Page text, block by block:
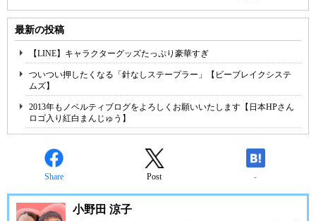
最新の投稿
【LINE】キャラクターグッズたっぷり豪華すぎ
ついつい押したくなる「針なしステープラー」【ビーブレイクシステ
ムズ】
2013年もノベルティブログをよろしくお願いいたします【日本HPさん
ロゴ入り紅白まんじゅう】
Share Post -
小野田 涼子